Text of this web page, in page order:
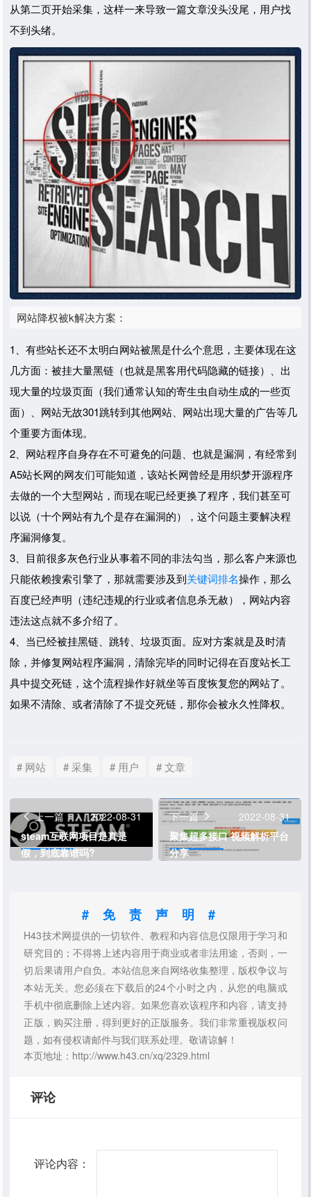
从第二页开始采集，这样一来导致一篇文章没头没尾，用户找
不到头绪。
网站降权被k解决方案：
1、有些站长还不太明白网站被黑是什么个意思，主要体现在这
几方面：被挂大量黑链（也就是黑客用代码隐藏的链接）、出
现大量的垃圾页面（我们通常认知的寄生虫自动生成的一些页
面）、网站无故301跳转到其他网站、网站出现大量的广告等几
个重要方面体现。
2、网站程序自身存在不可避免的问题、也就是漏洞，有经常到
A5站长网的网友们可能知道，该站长网曾经是用织梦开源程序
去做的一个大型网站，而现在呢已经更换了程序，我们甚至可
以说（十个网站有九个是存在漏洞的），这个问题主要解决程
序漏洞修复。
3、目前很多灰色行业从事着不同的非法勾当，那么客户来源也
只能依赖搜索引擎了，那就需要涉及到关键词排名操作，那么
百度已经声明（违纪违规的行业或者信息杀无赦），网站内容
违法这点就不多介绍了。
4、当已经被挂黑链、跳转、垃圾页面。应对方案就是及时清
除，并修复网站程序漏洞，清除完毕的同时记得在百度站长工
具中提交死链，这个流程操作好就坐等百度恢复您的网站了。
如果不清除、或者清除了不提交死链，那你会被永久性降权。
# 网站 # 采集 # 用户 # 文章
上一篇
2022-08-31
steam互联网项目是真是
假，到底靠谱吗?
下一篇
2022-08-31
聚集超多接口 视频解析平台
分享
#免责声明#
H43技术网提供的一切软件、教程和内容信息仅限用于学习和
研究目的；不得将上述内容用于商业或者非法用途，否则，一
切后果请用户自负。本站信息来自网络收集整理，版权争议与
本站无关。您必须在下载后的24个小时之内，从您的电脑或
手机中彻底删除上述内容。如果您喜欢该程序和内容，请支持
正版，购买注册，得到更好的正版服务。我们非常重视版权问
题，如有侵权请邮件与我们联系处理。敬请谅解！
本页地址：http://www.h43.cn/xq/2329.html
评论
评论内容：